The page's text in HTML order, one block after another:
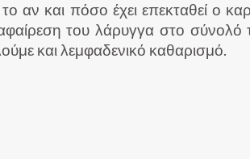
αν και πόσο έχει επεκταθεί ο
του λάρυγγα στο
και λεμφαδενικό καθαρισμό.